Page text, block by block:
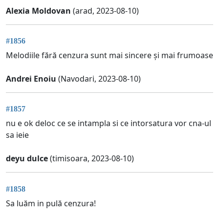
Alexia Moldovan (arad, 2023-08-10)
#1856
Melodiile fără cenzura sunt mai sincere și mai frumoase
Andrei Enoiu (Navodari, 2023-08-10)
#1857
nu e ok deloc ce se intampla si ce intorsatura vor cna-ul
sa ieie
deyu dulce(timisoara, 2023-08-10)
#1858
Sa luăm in pulă cenzura!